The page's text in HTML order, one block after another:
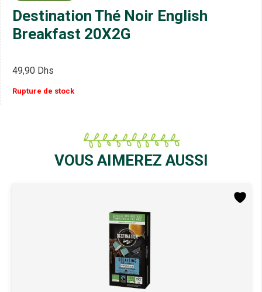
Destination Thé Noir English
Breakfast 20X2G
49,90 Dhs
Rupture de stock
VOUS AIMEREZ AUSSI